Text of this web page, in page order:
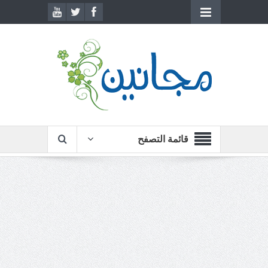
قائمة التصفح